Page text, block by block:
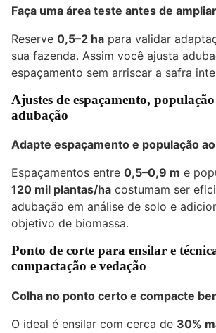
Faça uma área teste antes de
Reserve 0,5–2 ha para validar
sua fazenda. Assim você ajusta
espaçamento sem arriscar a safra
Ajustes de espaçamento,
adubação
Adapte espaçamento e população
Espaçamentos entre 0,5–0,9 m e
120 mil plantas/ha costumam ser
adubação em análise de solo e
objetivo de biomassa.
Ponto de corte para ensilar e
compactação e vedação
Colha no ponto certo e compacte
O ideal é ensilar com cerca de 30%